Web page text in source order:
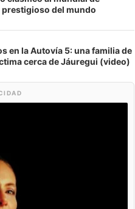
del mundo
en la Autovía 5: una familia de
cerca de Jáuregui (video)